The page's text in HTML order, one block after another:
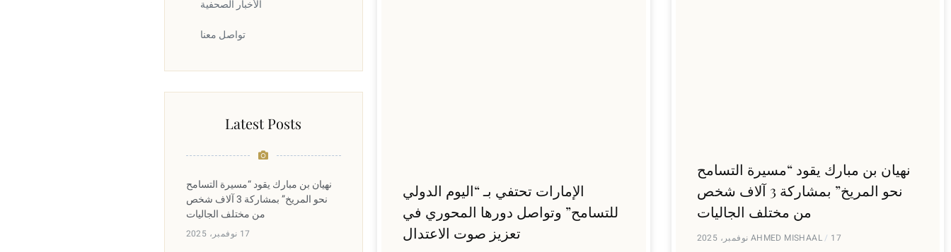
نهيان بن مبارك يقود “مسيرة التسامح
نحو المريخ” بمشاركة 3 آلاف شخص
من مختلف الجاليات
AHMED MISHAAL 17 نوفمبر، 2025
الإمارات تحتفي بـ “اليوم الدولي
للتسامح” وتواصل دورها المحوري في
تعزيز صوت الاعتدال
الأخبار الصحفية
تواصل معنا
Latest Posts
نهيان بن مبارك يقود “مسيرة التسامح
نحو المريخ” بمشاركة 3 آلاف شخص
من مختلف الجاليات
17 نوفمبر، 2025